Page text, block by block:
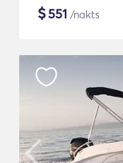
$551 /nakts